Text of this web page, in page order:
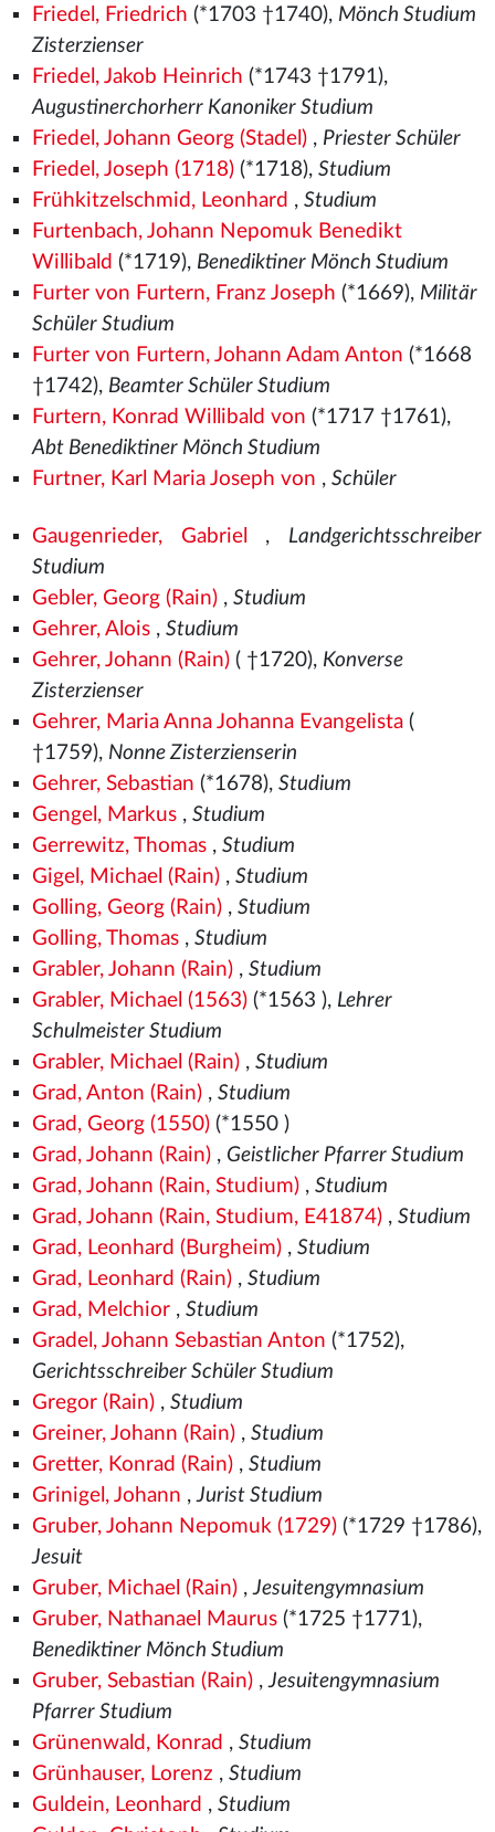
Friedel, Friedrich (*1703 †1740), Mönch Studium
Zisterzienser
Friedel, Jakob Heinrich (*1743 †1791),
Augustinerchorherr Kanoniker Studium
Friedel, Johann Georg (Stadel), Priester Schüler
Friedel, Joseph (1718)(*1718), Studium
Frühkitzelschmid, Leonhard , Studium
Furtenbach, Johann Nepomuk Benedikt
Willibald (*1719), Benediktiner Mönch Studium
Furter von Furtern, Franz Joseph (*1669), Militär
Schüler Studium
Furter von Furtern, Johann Adam Anton (*1668
†1742), Beamter Schüler Studium
Furtern, Konrad Willibald von (*1717 †1761),
Abt Benediktiner Mönch Studium
Furtner, Karl Maria Joseph von , Schüler
Gaugenrieder, Gabriel , Landgerichtsschreiber
Studium
Gebler, Georg (Rain), Studium
Gehrer, Alois, Studium
Gehrer, Johann (Rain)( †1720), Konverse
Zisterzienser
Gehrer, Maria Anna Johanna Evangelista(
†1759), Nonne Zisterzienserin
Gehrer, Sebastian (*1678), Studium
Gengel, Markus, Studium
Gerrewitz, Thomas, Studium
Gigel, Michael (Rain), Studium
Golling, Georg (Rain), Studium
Golling, Thomas, Studium
Grabler, Johann (Rain), Studium
Grabler, Michael (1563)(*1563 ), Lehrer
Schulmeister Studium
Grabler, Michael (Rain), Studium
Grad, Anton (Rain), Studium
Grad, Georg (1550)(*1550 )
Grad, Johann (Rain), Geistlicher Pfarrer Studium
Grad, Johann (Rain, Studium), Studium
Grad, Johann (Rain, Studium, E41874), Studium
Grad, Leonhard (Burgheim), Studium
Grad, Leonhard (Rain), Studium
Grad, Melchior, Studium
Gradel, Johann Sebastian Anton (*1752),
Gerichtsschreiber Schüler Studium
Gregor (Rain), Studium
Greiner, Johann (Rain), Studium
Gretter, Konrad (Rain), Studium
Grinigel, Johann ,Jurist Studium
Gruber, Johann Nepomuk (1729)(*1729 †1786),
Jesuit
Gruber, Michael (Rain),Jesuitengymnasium
Gruber, Nathanael Maurus(*1725 †1771),
Benediktiner Mönch Studium
Gruber, Sebastian (Rain),Jesuitengymnasium
Pfarrer Studium
Grünenwald, Konrad , Studium
Grünhauser, Lorenz , Studium
Guldein, Leonhard , Studium